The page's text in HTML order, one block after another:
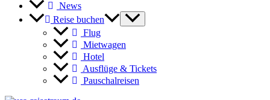
News
Reise buchen
Flug
Mietwagen
Hotel
Ausflüge & Tickets
Pauschalreisen